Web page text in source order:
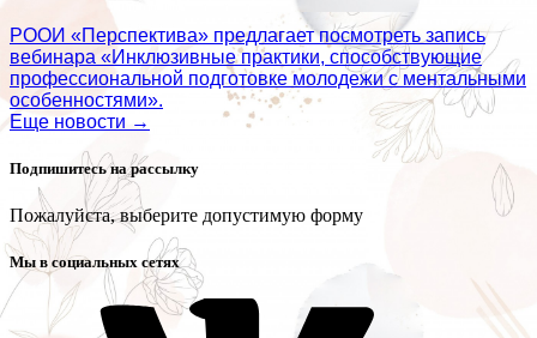
РООИ «Перспектива» предлагает посмотреть запись
вебинара «Инклюзивные практики, способствующие
профессиональной подготовке молодежи с ментальными
особенностями».
Еще новости →
Подпишитесь на рассылку
Пожалуйста, выберите допустимую форму
Мы в социальных сетях